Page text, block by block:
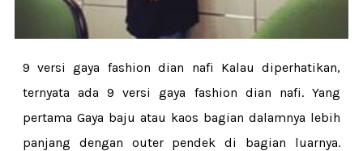
9 versi gaya fashion dian nafi Kalau diperhatikan,
ternyata ada 9 versi gaya fashion dian nafi. Yang
pertama Gaya baju atau kaos bagian dalamnya lebih
panjang dengan outer pendek di bagian luarnya.